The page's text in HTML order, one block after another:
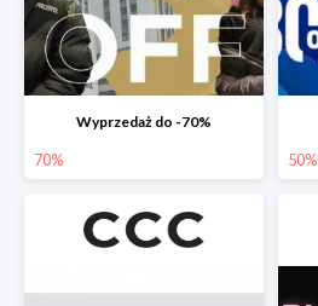
Wyprzedaż do -70%
70% 50%